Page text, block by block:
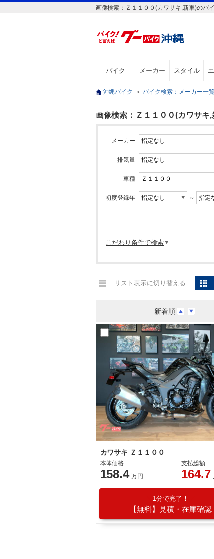
画像検索：Ｚ１１００(カワサキ,新車)のバ
バイク メーカー スタイル
沖縄バイク ＞ バイク検索：メーカー一覧
画像検索：Ｚ１１００(カワサキ,
メーカー
排気量
車種
初度登録年 ～
こだわり条件で検索
新着順
リスト表示に切り替える
カワサキ Ｚ１１００
本体価格
158.4 万円
支払総額
164.7
1分で完了！
【無料】見積・在庫確認